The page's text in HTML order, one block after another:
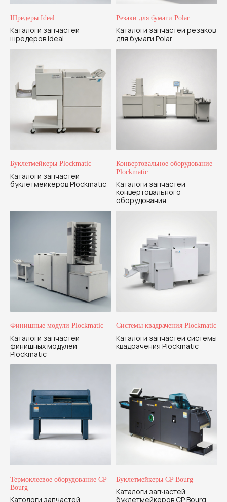
Шредеры Ideal
Каталоги запчастей
шредеров Ideal
Резаки для бумаги Polar
Каталоги запчастей резаков
для бумаги Polar
Буклетмейкеры Plockmatic
Каталоги запчастей
буклетмейкеров Plockmatic
Конвертовальное оборудование
Plockmatic
Каталоги запчастей
конвертовального
оборудования
Финишные модули Plockmatic
Каталоги запчастей
финишных модулей
Plockmatic
Системы квадрачения Plockmatic
Каталоги запчастей системы
квадрачения Plockmatic
Термоклеевое оборудование CP
Bourg
Катологи запчастей
Буклетмейкеры CP Bourg
Каталоги запчастей
буклетмейкеров CP Bourg